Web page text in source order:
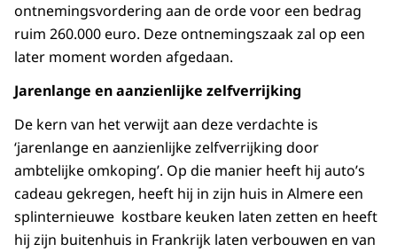
ontnemingsvordering aan de orde voor een bedrag
ruim 260.000 euro. Deze ontnemingszaak zal op een
later moment worden afgedaan.
Jarenlange en aanzienlijke zelfverrijking
De kern van het verwijt aan deze verdachte is
‘jarenlange en aanzienlijke zelfverrijking door
ambtelijke omkoping’. Op die manier heeft hij auto’s
cadeau gekregen, heeft hij in zijn huis in Almere een
splinternieuwe kostbare keuken laten zetten en heeft
hij zijn buitenhuis in Frankrijk laten verbouwen en van